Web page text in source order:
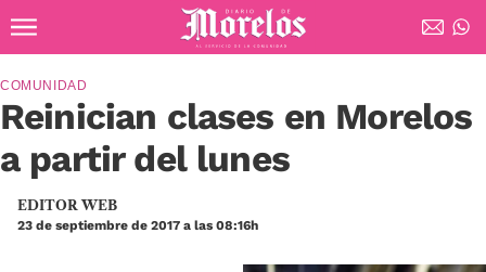
Diario de Morelos
Reinician clases en Morelos
a partir del lunes
COMUNIDAD
EDITOR WEB
23 de septiembre de 2017 a las 08:16h